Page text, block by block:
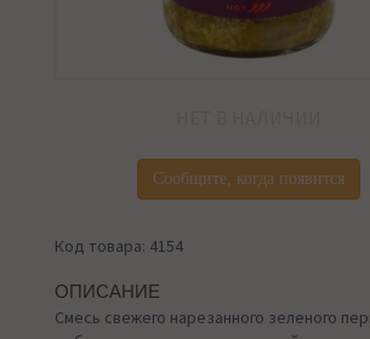
Сообщите, когда появится
Код товара: 4154
ОПИСАНИЕ
Смесь свежего нарезанного зеленого